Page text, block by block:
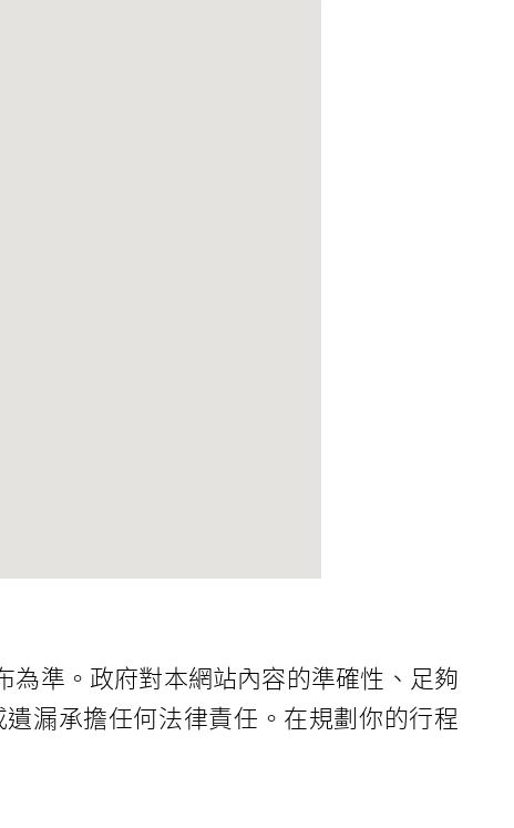
準。政府對本網站內容的準確性、足夠
漏承擔任何法律責任。在規劃你的行程